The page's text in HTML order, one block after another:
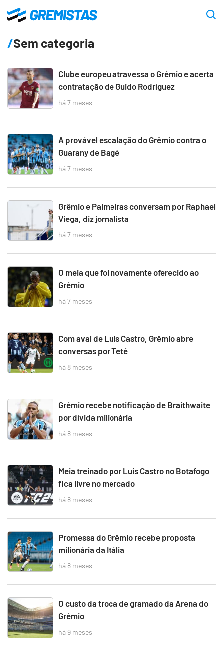
para
conteúdo
Gremistas
Sem categoria
Clube europeu atravessa o Grêmio e acerta
contratação de Guido Rodríguez
há 7 meses
A provável escalação do Grêmio contra o
Guarany de Bagé
há 7 meses
Grêmio e Palmeiras conversam por Raphael
Viega, diz jornalista
há 7 meses
O meia que foi novamente oferecido ao
Grêmio
há 7 meses
Com aval de Luis Castro, Grêmio abre
conversas por Tetê
há 8 meses
Grêmio recebe notificação de Braithwaite
por dívida milionária
há 8 meses
Meia treinado por Luis Castro no Botafogo
fica livre no mercado
há 8 meses
Promessa do Grêmio recebe proposta
milionária da Itália
há 8 meses
O custo da troca de gramado da Arena do
Grêmio
há 9 meses